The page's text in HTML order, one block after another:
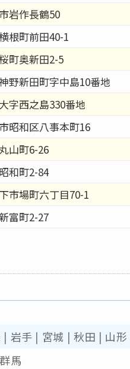
岩作長鶴50
根町前田40-1
町奥新田2-5
野新田町字中島10番地
字西之島330番地
昭和区八事本町16
山町6-26
和町2-84
市場町六丁目70-1
富町2-27
| 岩手 | 宮城 | 秋田 | 山形
群馬